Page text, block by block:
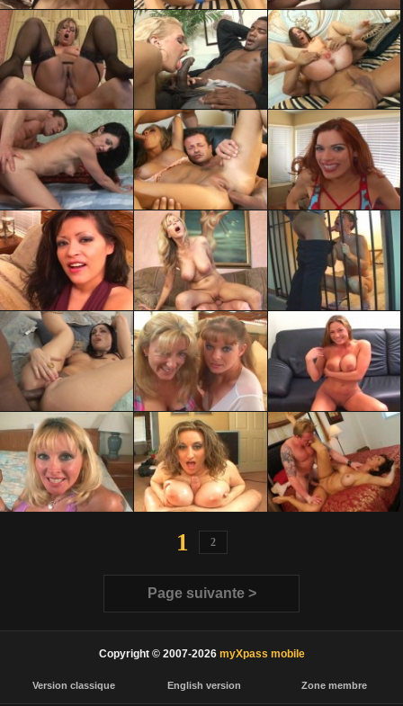
1 2
Page suivante >
Copyright © 2007-2026 myXpass mobile
Version classique English version Zone membre